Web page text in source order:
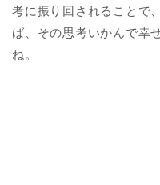
考に振り回されることで
ば、その思考いかんで幸
ね。